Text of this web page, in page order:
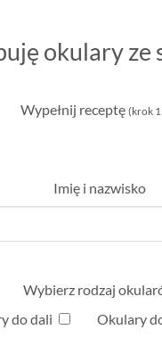
okulary ze
Wypełnij receptę (krok 1
Imię i nazwisko
Wybierz rodzaj
do dali
Okulary